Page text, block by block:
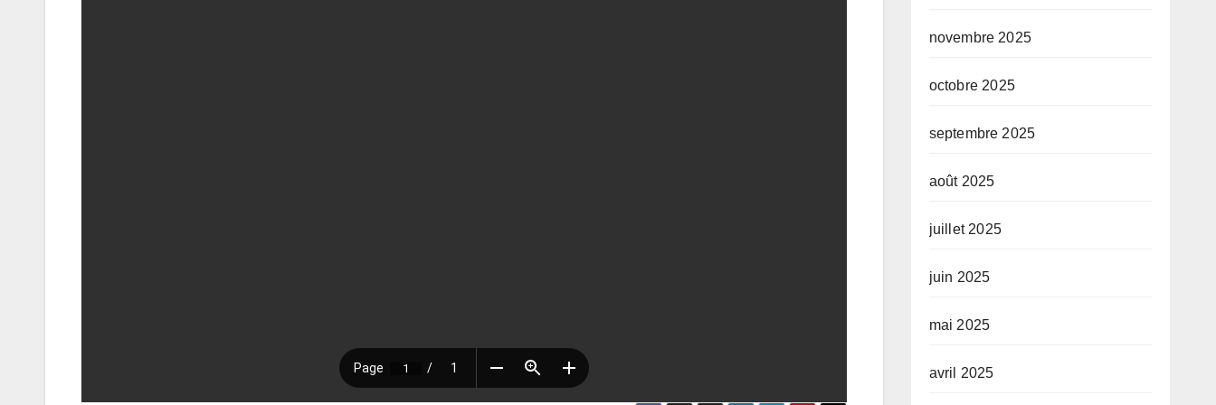
novembre 2025
octobre 2025
septembre 2025
août 2025
juillet 2025
juin 2025
mai 2025
avril 2025